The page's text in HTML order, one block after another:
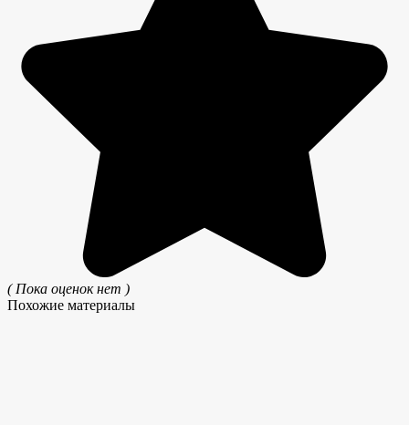
( Пока оценок нет )
Похожие материалы